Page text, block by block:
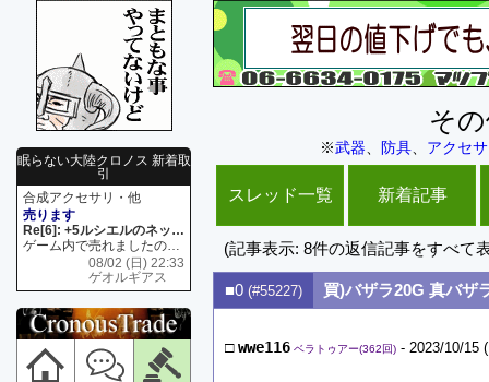
眠らない大陸クロノス 新着取
引
合成アクセサリ・他
売ります
Re[6]: +5ルシエルのネックレス
ゲーム内で売れましたので 在庫がネク1 リング4 となります リングのお値段は80G といたします
08/02 (日) 22:33
ゲオルギアス
そ
※武器 防具 アクセ
スレッド一覧 新着記事
(記事表示: 8件の返信記事をすべて
■0 (#55227) 買)バザラ20G 真バザ
□wwe116 ベラトゥアー(362回) - 2023/10/15